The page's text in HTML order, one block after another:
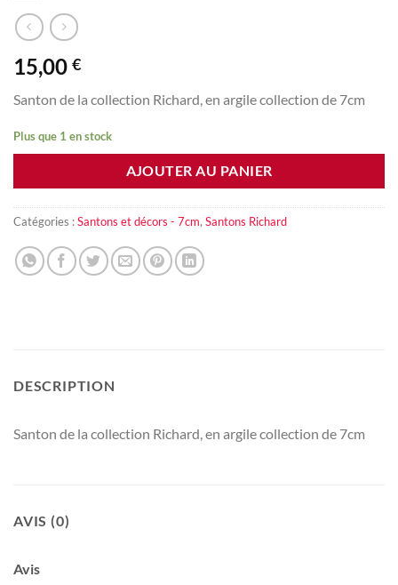
15,00 €
Santon de la collection Richard, en argile collection de 7cm
Plus que 1 en stock
AJOUTER AU PANIER
Catégories :Santons et décors - 7cm, Santons Richard
DESCRIPTION
Santon de la collection Richard, en argile collection de 7cm
AVIS (0)
Avis